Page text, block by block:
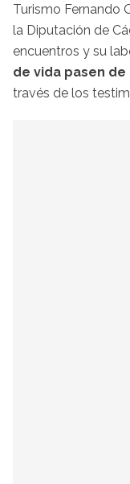
Turismo Fernando
la Diputación de
encuentros y su
de vida pasen
través de los